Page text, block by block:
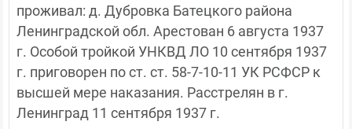
проживал: д. Дубровка Батецкого района
Ленинградской обл. Арестован 6 августа 1937
г. Особой тройкой УНКВД ЛО 10 сентября 1937
г. приговорен по ст. ст. 58-7-10-11 УК РСФСР к
высшей мере наказания. Расстрелян в г.
Ленинград 11 сентября 1937 г.